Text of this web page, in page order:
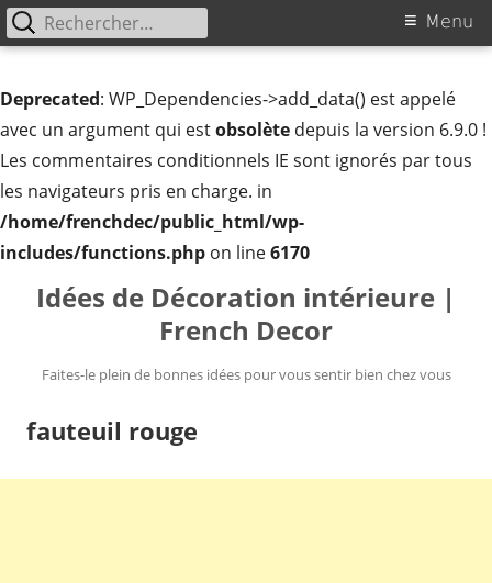
Deprecated: WP_Dependencies->add_data() est appelé
avec un argument qui estobsolète depuis la version 6.9.0 !
Les commentaires conditionnels IE sont ignorés par tous
les navigateurs pris en charge. in
/home/frenchdec/public_html/wp-
includes/functions.php on line6170
Idées de Décoration intérieure |
French Decor
Faites-le plein de bonnes idées pour vous sentir bien chez vous
Menu
Menu
Rechercher :
fauteuil rouge